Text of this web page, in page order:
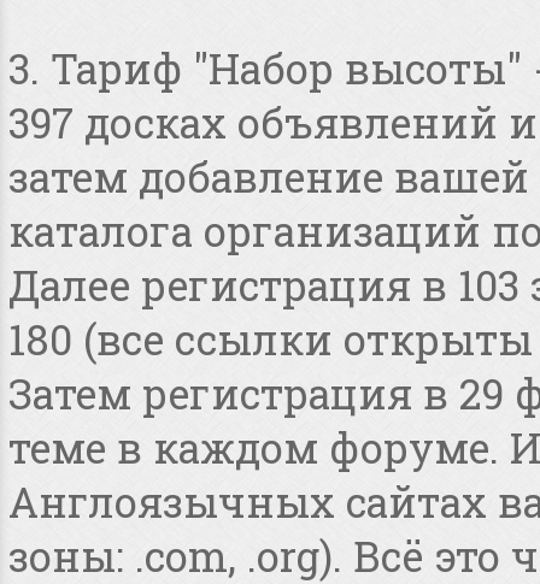
3. Тариф "Набор
397 досках объявлений
затем добавление
каталога организаций
Далее регистрация в
180 (все ссылки
Затем регистрация в 29
теме в каждом форуме.
Англоязычных сайтах
зоны: .com, .org). Всё это